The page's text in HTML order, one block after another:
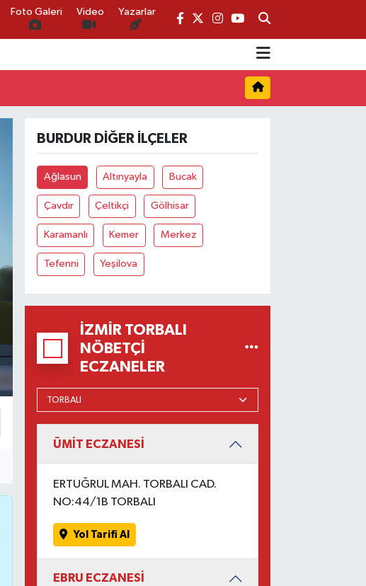
Foto Galeri Video Yazarlar
BURDUR DIĞER İLÇELER
Ağlasun Altınyayla Bucak
Çavdır Çeltikçi Gölhisar
Karamanlı Kemer Merkez
Tefenni Yeşilova
İZMIR TORBALI
NÖBETÇI
ECZANELER
ÜMİT ECZANESİ
ERTUĞRUL MAH. TORBALI CAD.
NO:44/1B TORBALI
Yol Tarifi Al
EBRU ECZANESİ